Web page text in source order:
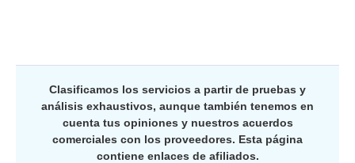
Clasificamos los servicios a partir de pruebas y
análisis exhaustivos, aunque también tenemos en
cuenta tus opiniones y nuestros acuerdos
comerciales con los proveedores. Esta página
contiene enlaces de afiliados.